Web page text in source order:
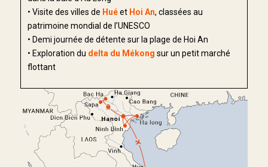
• Visite des villes de Huéet Hoi An, classées au
patrimoine mondial de l’UNESCO
• Demi journée de détente sur la plage de Hoi An
• Exploration du delta du Mékong sur un petit marché
flottant